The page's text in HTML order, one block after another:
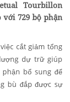
Tourbillon
với 729 bộ phận
cắt giảm tổng
dự trữ giúp
bổ sung để
bù đắp được sự